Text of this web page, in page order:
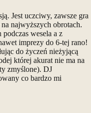
Jest uczciwy, zawsze gra
na najwyższych obrotach.
wesela a z
imprezy do 6-tej rano!
do życzeń nieżyjącą
której akurat nie ma na
zmyślone). DJ
co bardzo mi